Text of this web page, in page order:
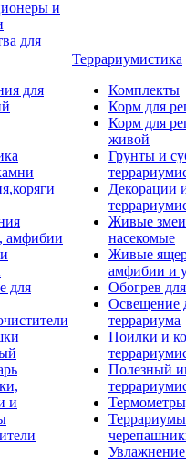
и
для
для
амфибии
для
и
Террариумистика
Комплекты
Корм для
Корм для
живой
Грунты и
Декорации
Живые
насекомые
Живые
амфибии и
Обогрев
Освещение
террариума
Поилки и
Полезный